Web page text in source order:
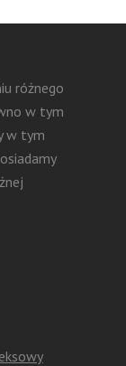
różnego
w tym
w tym